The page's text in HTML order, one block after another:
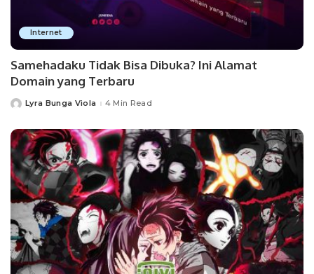
Internet
Samehadaku Tidak Bisa Dibuka? Ini Alamat
Domain yang Terbaru
PostedLyra Bunga Viola 4 Min Read